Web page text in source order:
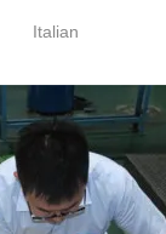
Italian